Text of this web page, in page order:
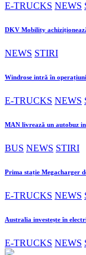
E-TRUCKS NEWS
DKV Mobility
NEWS STIRI
Windrose intră în
E-TRUCKS NEWS
MAN livrează un autobuz
BUS NEWS STIRI
Prima stație Megacharger
E-TRUCKS NEWS
Australia investește în
E-TRUCKS NEWS